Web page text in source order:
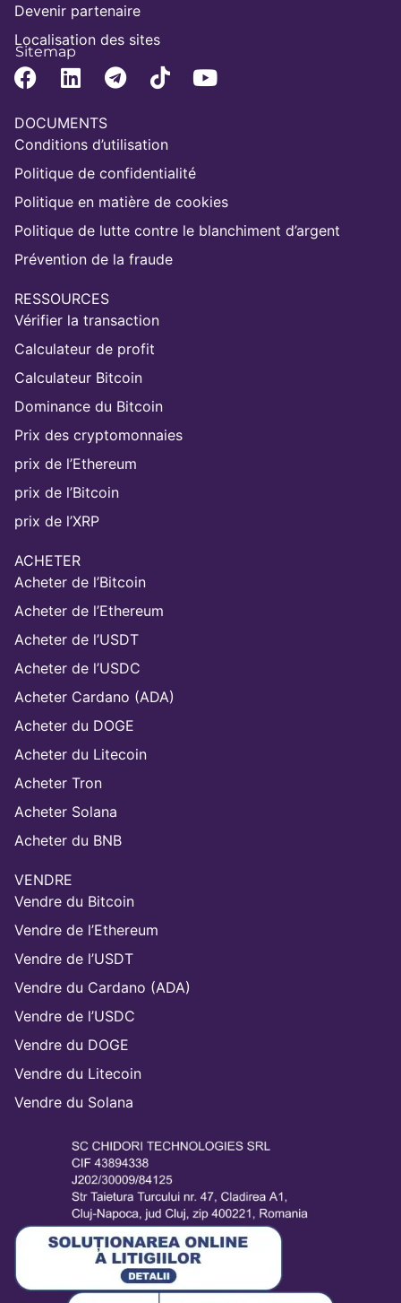
Devenir partenaire
Localisation des sites
Sitemap
DOCUMENTS
Conditions d’utilisation
Politique de confidentialité
Politique en matière de cookies
Politique de lutte contre le blanchiment d’argent
Prévention de la fraude
RESSOURCES
Vérifier la transaction
Calculateur de profit
Calculateur Bitcoin
Dominance du Bitcoin
Prix des cryptomonnaies
prix de l’Ethereum
prix de l’Bitcoin
prix de l’XRP
ACHETER
Acheter de l’Bitcoin
Acheter de l’Ethereum
Acheter de l’USDT
Acheter de l’USDC
Acheter Cardano (ADA)
Acheter du DOGE
Acheter du Litecoin
Acheter Tron
Acheter Solana
Acheter du BNB
VENDRE
Vendre du Bitcoin
Vendre de l’Ethereum
Vendre de l’USDT
Vendre du Cardano (ADA)
Vendre de l’USDC
Vendre du DOGE
Vendre du Litecoin
Vendre du Solana